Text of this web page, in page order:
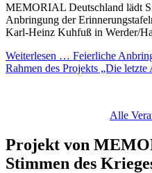
MEMORIAL Deutschland lädt
Anbringung der
Karl-Heinz Kuhfuß in Werder/
Weiterlesen … Feierliche
Rahmen des Projekts „Die letzte
Alle
Projekt von
Stimmen des